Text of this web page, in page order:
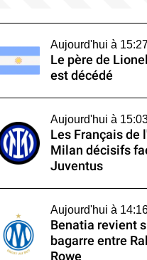
Aujourd'hui à
Le père de
est décédé
Aujourd'hui à
Les Français de
Milan décisifs
Juventus
Aujourd'hui à
Benatia revient
bagarre entre
Rowe